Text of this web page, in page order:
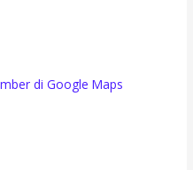
di Google Maps